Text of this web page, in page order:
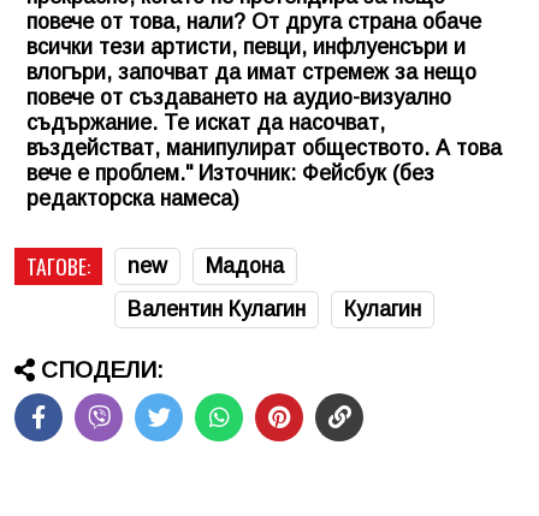
повече от това, нали? От друга страна обаче
всички тези артисти, певци, инфлуенсъри и
влогъри, започват да имат стремеж за нещо
повече от създаването на аудио-визуално
съдържание. Те искат да насочват,
въздействат, манипулират обществото. А това
вече е проблем." Източник: Фейсбук (без
редакторска намеса)
ТАГОВЕ: new
Мадона
Валентин Кулагин
Кулагин
СПОДЕЛИ: